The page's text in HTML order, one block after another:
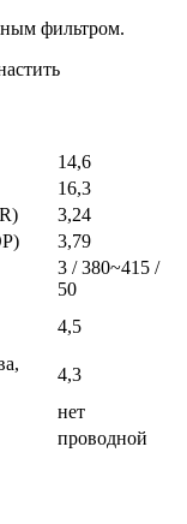
фильтром.
14,6
16,3
3,24
3,79
3 / 380~415 /
50
4,5
4,3
нет
проводной